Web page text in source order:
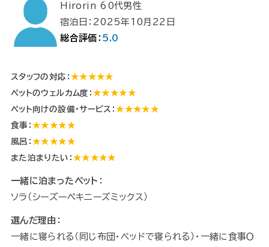
Hirorin 60代男性
宿泊日：2025年10月22日
総合評価： 5.0
スタッフの対応： ★★★★★
ペットのウェルカム度：★★★★★
ペット向けの設備・サービス：★★★★★
食事：★★★★★
風呂：★★★★★
また泊まりたい： ★★★★★
一緒に泊まったペット：
ソラ（シーズーペキニーズミックス）
選んだ理由：
一緒に寝られる（同じ布団・ベッドで寝られる）・一緒に食事Ｏ